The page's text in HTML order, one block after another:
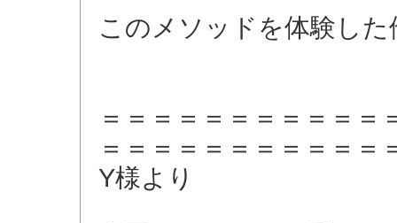
このメソッドを体験した
＝＝＝＝＝＝＝＝＝＝＝
＝＝＝＝＝＝＝＝＝＝＝
Y様より